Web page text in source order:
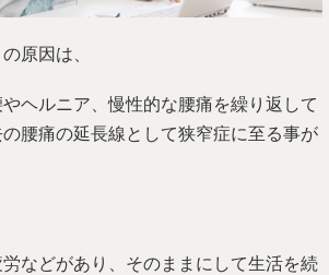
原因は、
ヘルニア、慢性的な腰痛を繰り返して
腰痛の延長線として狭窄症に至る事が
などがあり、そのままにして生活を続